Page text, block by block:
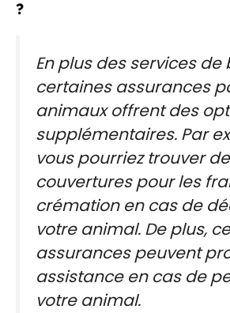
?
En plus des services de
certaines assurances
animaux offrent des
supplémentaires. Par
vous pourriez trouver
couvertures pour les
crémation en cas de
votre animal. De plus,
assurances peuvent
assistance en cas de
votre animal.